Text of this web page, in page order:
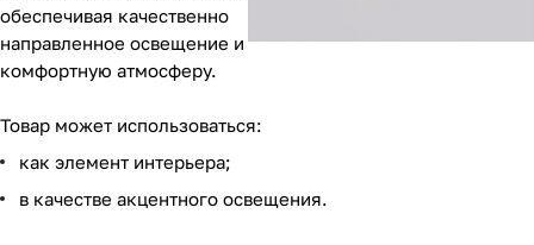
обеспечивая качественно
направленное освещение и
комфортную атмосферу.
Товар может использоваться:
как элемент интерьера;
в качестве акцентного освещения.